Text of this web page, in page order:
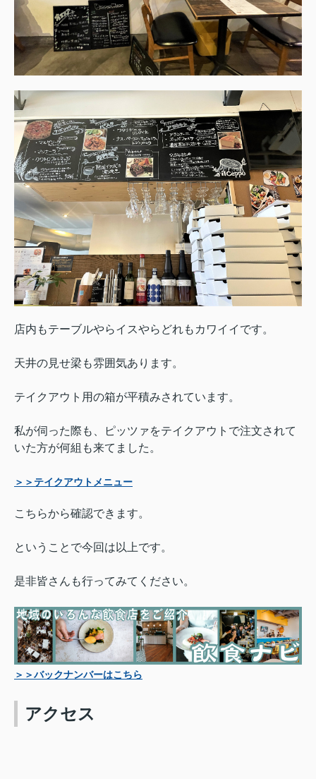
店内もテーブルやらイスやらどれもカワイイです。
天井の見せ梁も雰囲気あります。
テイクアウト用の箱が平積みされています。
私が伺った際も、ピッツァをテイクアウトで注文されて
いた方が何組も来てました。
＞＞テイクアウトメニュー
こちらから確認できます。
ということで今回は以上です。
是非皆さんも行ってみてください。
＞＞バックナンバーはこちら
アクセス